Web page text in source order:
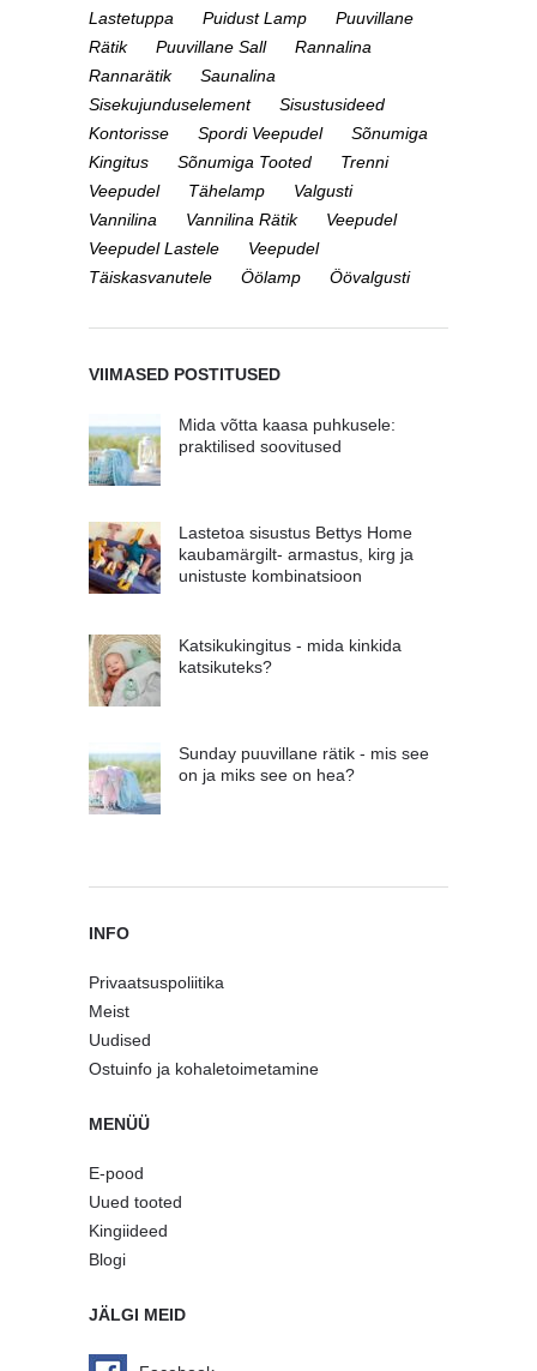
Lastetuppa
Puidust Lamp
Puuvillane
Rätik
Puuvillane Sall
Rannalina
Rannarätik
Saunalina
Sisekujunduselement
Sisustusideed
Kontorisse
Spordi Veepudel
Sõnumiga
Kingitus
Sõnumiga Tooted
Trenni
Veepudel
Tähelamp
Valgusti
Vannilina
Vannilina Rätik
Veepudel
Veepudel Lastele
Veepudel
Täiskasvanutele
Öölamp Öövalgusti
VIIMASED POSTITUSED
Mida võtta kaasa puhkusele:
praktilised soovitused
Lastetoa sisustus Bettys Home
kaubamärgilt- armastus, kirg ja
unistuste kombinatsioon
Katsikukingitus - mida kinkida
katsikuteks?
Sunday puuvillane rätik - mis see
on ja miks see on hea?
INFO
Privaatsuspoliitika
Meist
Uudised
Ostuinfo ja kohaletoimetamine
MENÜÜ
E-pood
Uued tooted
Kingiideed
Blogi
JÄLGI MEID